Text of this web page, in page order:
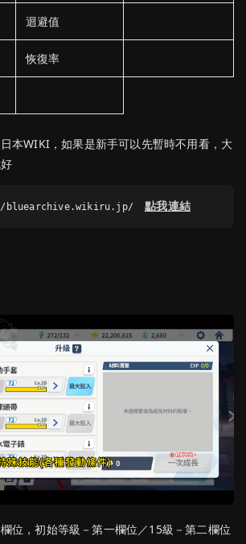
迴避值
恢復率
本WIKI，如果是新手可以先暫時不用看，大
bluearchive.wikiru.jp/ 點我連結
位，初始等級－第一欄位／15級－第二欄位